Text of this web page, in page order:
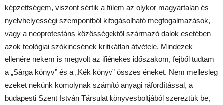
képzettségem, viszont sértik a fülem az olykor magyartalan és
nyelvhelyességi szempontból kifogásolható megfogalmazások,
vagy a neoprotestáns közösségektől származó dalok esetében
azok teológiai szókincsének kritikátlan átvétele. Mindezek
ellenére nekem is megvolt az ifiénekes időszakom, fejből tudtam
a „Sárga könyv” és a „Kék könyv” összes éneket. Nem mellesleg
ezeket nekünk komolynak számító anyagi ráfordítással, a
budapesti Szent István Társulat könyvesboltjából szereztük be,